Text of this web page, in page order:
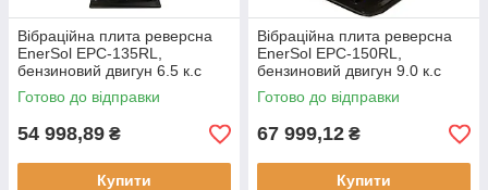
Вібраційна плита реверсна
EnerSol EPC-135RL,
бензиновий двигун 6.5 к.с
Готово до відправки
54 998,89 ₴
Купити
Вібраційна плита реверсна
EnerSol EPC-150RL,
бензиновий двигун 9.0 к.с
Готово до відправки
67 999,12 ₴
Купити